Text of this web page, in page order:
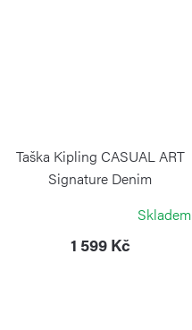
Taška Kipling CASUAL ART
Signature Denim
Skladem
1 599 Kč